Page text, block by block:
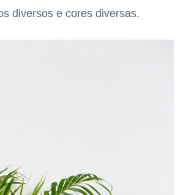
diversos e cores diversas.